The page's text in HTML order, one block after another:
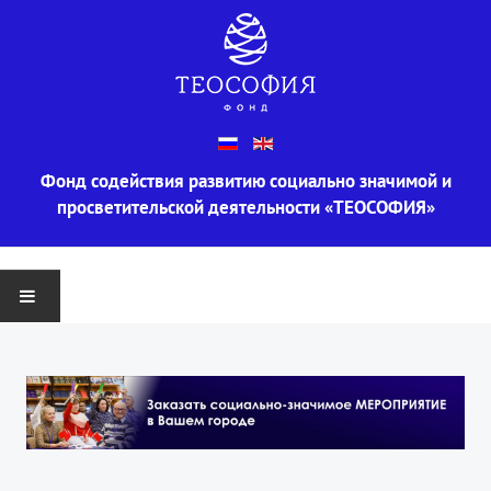
Фонд содействия развитию социально значимой и
просветительской деятельности «ТЕОСОФИЯ»
О ФОНДЕ
Информация